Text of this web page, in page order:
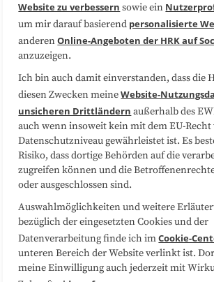
Datenschutzerklärung
Sitemap
Folgen Sie uns
Website zu verbessern sowie ein
um mir darauf basierend personalisierte
anderenOnline-Angeboten der HRK auf
anzuzeigen.
Ich bin auch damit einverstanden, dass die
diesen Zwecken meineWebsite-
unsicheren Drittländern außerhalb des
auch wenn insoweit kein mit dem EU-Recht
Datenschutzniveau gewährleistet ist. Es
Risiko, dass dortige Behörden auf die
zugreifen können und die
oder ausgeschlossen sind.
Auswahlmöglichkeiten und weitere
bezüglich der eingesetzten Cookies und der
Datenverarbeitung finde ich imCookie-
unteren Bereich der Website verlinkt ist.
meine Einwilligung auch jederzeit mit